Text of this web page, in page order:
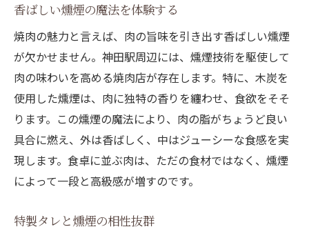
神田駅での焼肉が生む香りのオーケストラ
特製タレと燻煙の絶妙なハーモニー
焼肉ファン必見: 神田駅の燻煙の魅力
神田駅での燻煙焼肉体験の醍醐味
香りと旨味の共演が生む焼肉の至福
極上の焼肉体験へようこそ神田駅で燻煙に包ま
れる瞬間
神田駅で迎える極上の燻煙焼肉
特製タレが引き立てる燻煙の味
香ばしい燻煙の魔法を体験する
焼肉の魅力と言えば、肉の旨味を引き出す香ばしい燻煙
が欠かせません。神田駅周辺には、燻煙技術を駆使して
肉の味わいを高める焼肉店が存在します。特に、木炭を
使用した燻煙は、肉に独特の香りを纏わせ、食欲をそそ
ります。この燻煙の魔法により、肉の脂がちょうど良い
具合に燃え、外は香ばしく、中はジューシーな食感を実
現します。食卓に並ぶ肉は、ただの食材ではなく、燻煙
によって一段と高級感が増すのです。
特製タレと燻煙の相性抜群